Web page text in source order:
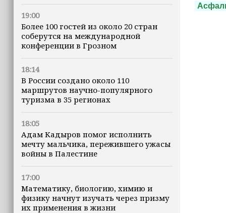
19:00
Более 100 гостей из около 20 стран
соберутся на международной
конференции в Грозном
18:14
В России создано около 110
маршрутов научно-популярного
туризма в 35 регионах
18:05
Адам Кадыров помог исполнить
мечту мальчика, пережившего ужасы
войны в Палестине
17:00
Математику, биологию, химию и
физику начнут изучать через призму
их применения в жизни